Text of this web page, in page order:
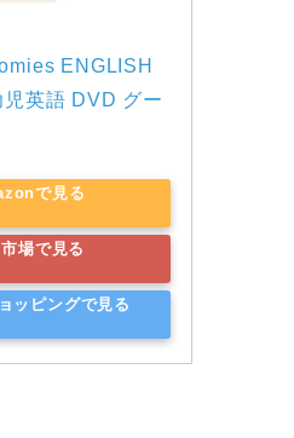
ENGLISH
英語 DVD グー
で見る
場で見る
ッピングで見る